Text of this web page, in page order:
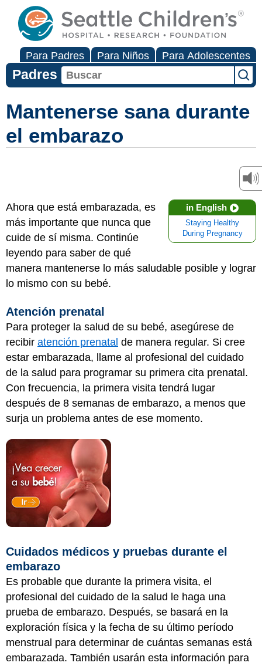
Para Padres Para Niños Para Adolescentes
Padres
Mantenerse sana durante
el embarazo
in English
Staying Healthy
During Pregnancy
Ahora que está embarazada, es
más importante que nunca que
cuide de sí misma. Continúe
leyendo para saber de qué
manera mantenerse lo más saludable posible y lograr
lo mismo con su bebé.
Atención prenatal
Para proteger la salud de su bebé, asegúrese de
recibir atención prenatal de manera regular. Si cree
estar embarazada, llame al profesional del cuidado
de la salud para programar su primera cita prenatal.
Con frecuencia, la primera visita tendrá lugar
después de 8 semanas de embarazo, a menos que
surja un problema antes de ese momento.
Cuidados médicos y pruebas durante el
embarazo
Es probable que durante la primera visita, el
profesional del cuidado de la salud le haga una
prueba de embarazo. Después, se basará en la
exploración física y la fecha de su último período
menstrual para determinar de cuántas semanas está
embarazada. También usarán esta información para